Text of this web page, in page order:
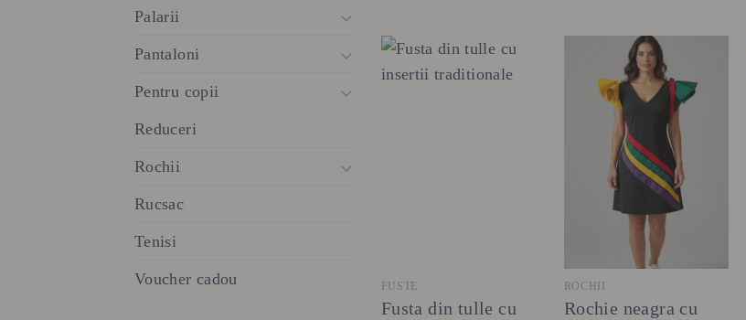
Palarii
Pantaloni
Pentru copii
Reduceri
Rochii
Rucsac
Tenisi
Voucher cadou FUSTE
Fusta din tulle cu
ROCHII
Rochie neagra cu